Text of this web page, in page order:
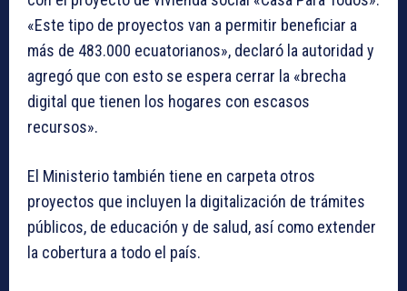
«Este tipo de proyectos van a permitir beneficiar a
más de 483.000 ecuatorianos», declaró la autoridad y
agregó que con esto se espera cerrar la «brecha
digital que tienen los hogares con escasos
recursos».
El Ministerio también tiene en carpeta otros
proyectos que incluyen la digitalización de trámites
públicos, de educación y de salud, así como extender
la cobertura a todo el país.